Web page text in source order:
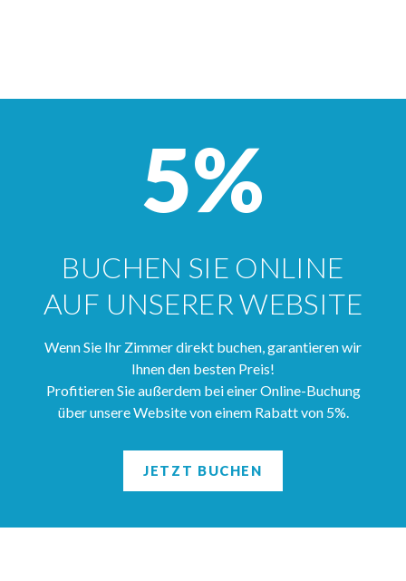
5%
BUCHEN SIE ONLINE
AUF UNSERER WEBSITE
Wenn Sie Ihr Zimmer direkt buchen, garantieren wir
Ihnen den besten Preis!
Profitieren Sie außerdem bei einer Online-Buchung
über unsere Website von einem Rabatt von 5%.
JETZT BUCHEN